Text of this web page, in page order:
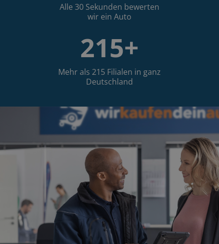
Alle 30 Sekunden bewerten
wir ein Auto
215+
Mehr als 215 Filialen in ganz
Deutschland